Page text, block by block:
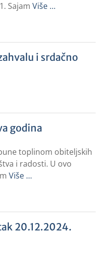
Sajam Više …
i srdačno
godina
toplinom obiteljskih
i radosti. U ovo
Više …
20.12.2024.